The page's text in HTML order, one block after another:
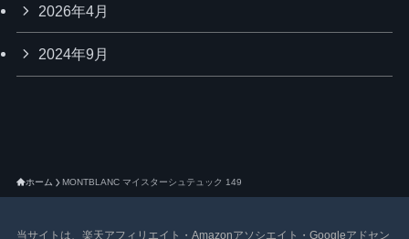
2026年4月
2024年9月
ホーム MONTBLANC マイスターシュテュック 149
当サイトは、楽天アフィリエイト・Amazonアソシエイト・Googleアドセン